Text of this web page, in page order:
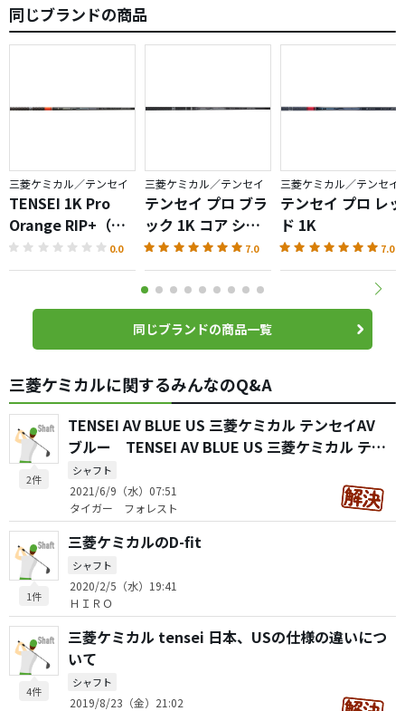
同じブランドの商品
三菱ケミカル／テンセイ
TENSEI 1K Pro
Orange RIP+（テ
ンセイプロオレン
ジ）シャフト
0.0
三菱ケミカル／テンセイ
テンセイ プロ ブラ
ック 1K コア シリ
ーズ
7.0
三菱ケミカル／テンセイ
テンセイ プロ レッ
ド 1K
7.0
同じブランドの商品一覧
三菱ケミカルに関するみんなのQ&A
2件
TENSEI AV BLUE US 三菱ケミカル テンセイAV
ブルー TENSEI AV BLUE US 三菱ケミカル テン
セイAV RAWブルー
シャフト
2021/6/9（水）07:51
タイガー フォレスト
1件
三菱ケミカルのD-fit
シャフト
2020/2/5（水）19:41
ＨＩＲＯ
4件
三菱ケミカル tensei 日本、USの仕様の違いにつ
いて
シャフト
2019/8/23（金）21:02